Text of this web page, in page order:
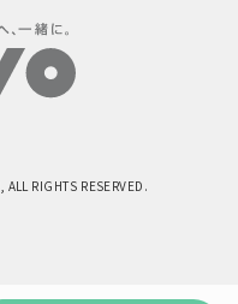
RIGHTS RESERVED.